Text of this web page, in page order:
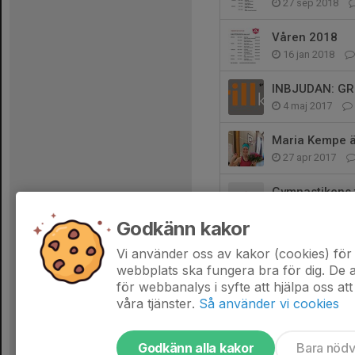
27 sep 2018
Våren 2018
16 jan 2018
INBJUDAN:
4 maj 2017
Maria Kempe
27 apr 2017
1 sep 2016
Godkänn kakor
Vi använder oss av kakor (cookies)
webbplats ska fungera bra för dig. De
för webbanalys i syfte att hjälpa oss
våra tjänster. Så använder vi cookies
Godkänn alla kakor Bara